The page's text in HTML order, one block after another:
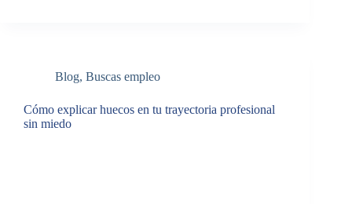
Blog, Buscas empleo
Cómo explicar huecos en tu trayectoria profesional
sin miedo